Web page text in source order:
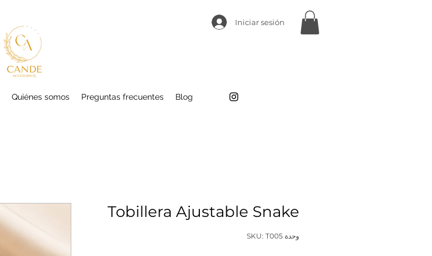
Iniciar sesión
Quiénes somos Preguntas frecuentes Blog
Tobillera Ajustable Snake
وحدة SKU: T005